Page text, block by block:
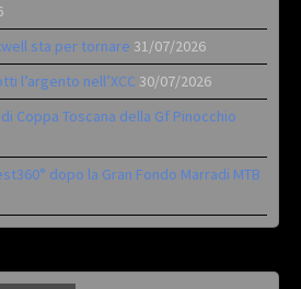
sta per tornare 31/07/2026
l’argento nell’XCC 30/07/2026
Coppa Toscana della Gf Pinocchio
dopo la Gran Fondo Marradi MTB